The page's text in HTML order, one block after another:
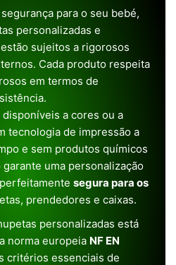
para o seu bebé,
personalizadas e
sujeitos a rigorosos
Cada produto respeita
em termos de
a cores ou a
tecnologia de impressão a
e sem produtos químicos
uma personalização
segura para os
prendedores e caixas.
personalizadas está
norma europeia NF EN
critérios essenciais de